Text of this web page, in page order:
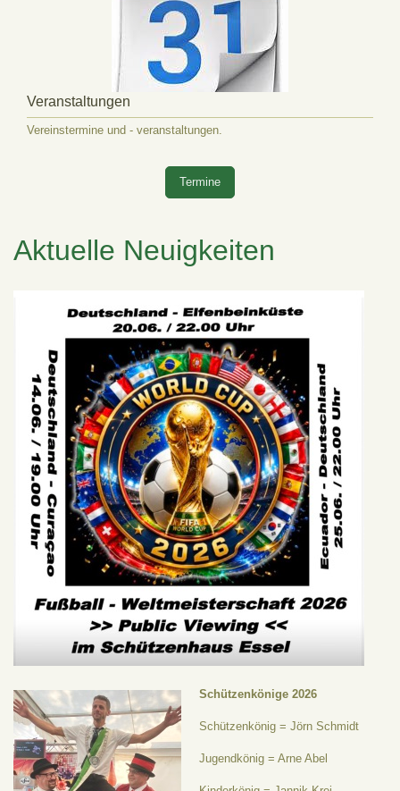
Veranstaltungen
Vereinstermine und - veranstaltungen.
Termine
Aktuelle Neuigkeiten
Schützenkönige 2026
Schützenkönig = Jörn Schmidt
Jugendkönig = Arne Abel